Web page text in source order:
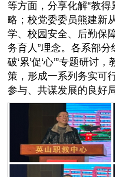
等方面，分享化解“教得
略；校党委委员熊建新
学、校园安全、后勤保
务育人”理念。各系部分
破‘累’促‘心’”专题研讨
策，形成一系列务实可
参与、共谋发展的良好